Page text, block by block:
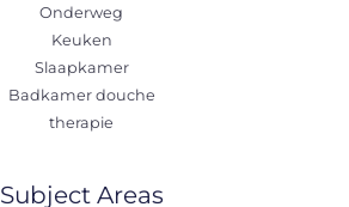
Onderweg
Keuken
Slaapkamer
Badkamer douche
therapie
Subject Areas